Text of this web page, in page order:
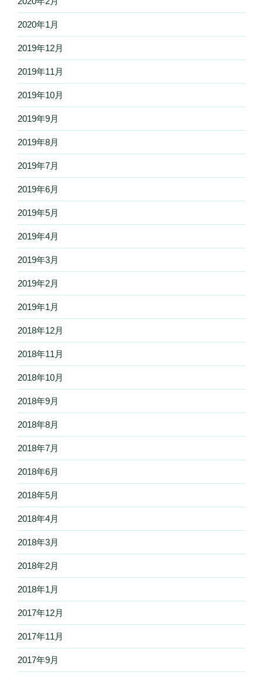
2020年1月
2019年12月
2019年11月
2019年10月
2019年9月
2019年8月
2019年7月
2019年6月
2019年5月
2019年4月
2019年3月
2019年2月
2019年1月
2018年12月
2018年11月
2018年10月
2018年9月
2018年8月
2018年7月
2018年6月
2018年5月
2018年4月
2018年3月
2018年2月
2018年1月
2017年12月
2017年11月
2017年9月